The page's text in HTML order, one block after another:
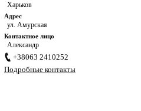
Харьков
Адрес
ул. Амурская
Контактное лицо
Александр
+38063 2410252
Подробные контакты